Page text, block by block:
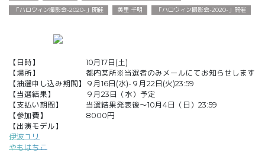
「ハロウィン撮影会-2020-」開催
美里 千明 「ハロウィン撮影会-2020-」開催
【日時】 10月17日(土)
【場所】 都内某所※当選者のみメールにてお知らせします
【抽選申し込み期間】９月16日(水)-９月22日(火)23:59
【当選結果】 ９月23日（水）予定
【支払い期間】 当選結果発表後～10月4日（日）23:59
【参加費】 8000円
【出演モデル】
伊波ユリ
やもはちこ